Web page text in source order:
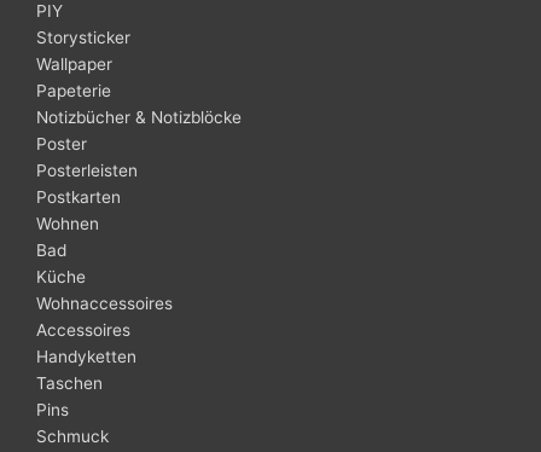
PIY
Storysticker
Wallpaper
Papeterie
Notizbücher & Notizblöcke
Poster
Posterleisten
Postkarten
Wohnen
Bad
Küche
Wohnaccessoires
Accessoires
Handyketten
Taschen
Pins
Schmuck